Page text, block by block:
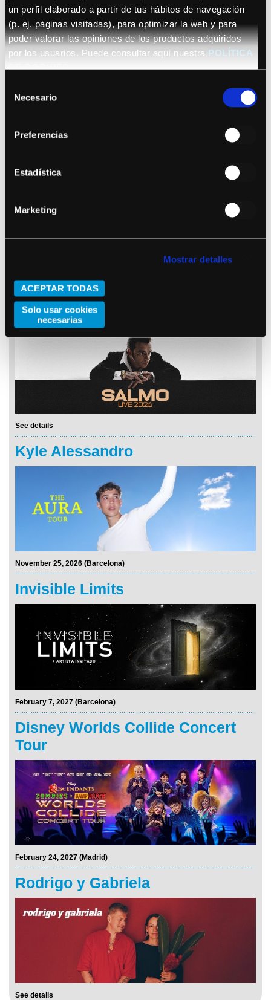
un perfil elaborado a partir de tus hábitos de navegación
(p. ej. páginas visitadas), para optimizar la web y para
poder valorar las opiniones de los productos adquiridos
por los usuarios. Puede consultar aquí nuestra POLÍTICA
DE COOKIES
Necesario
Preferencias
Estadística
Marketing
Mostrar detalles
ACEPTAR TODAS
Solo usar cookies
necesarias
October 22, 2026 (Barcelona)
Sananda Maitreya
Bryan Adams
See details
Salmo
See details
Kyle Alessandro
November 25, 2026 (Barcelona)
Invisible Limits
February 7, 2027 (Barcelona)
Disney Worlds Collide Concert
Tour
February 24, 2027 (Madrid)
Rodrigo y Gabriela
See details